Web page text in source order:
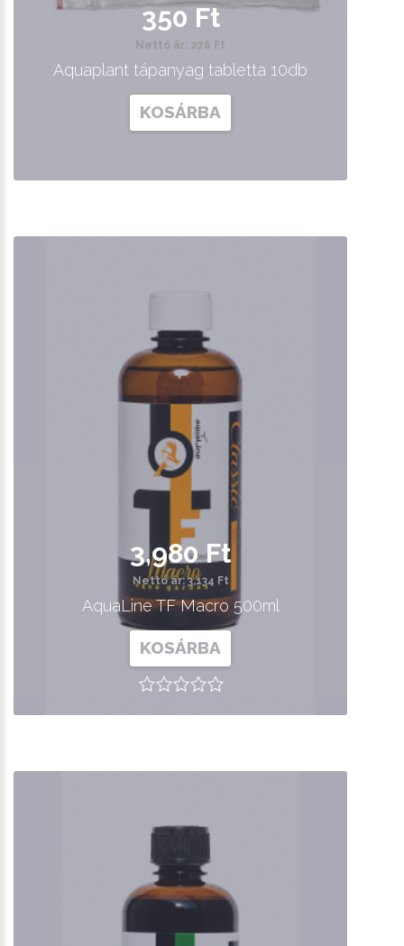
350 Ft
Nettó ár: 276 Ft
Aquaplant tápanyag tabletta 10db
KOSÁRBA
3,980 Ft
Nettó ár: 3,134 Ft
AquaLine TF Macro 500ml
KOSÁRBA